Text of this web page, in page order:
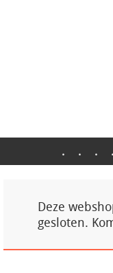
. . . .
Deze
gesloten.